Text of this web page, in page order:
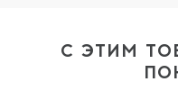
С ЭТИМ